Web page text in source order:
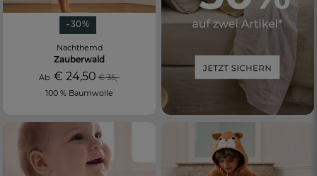
-30%
Nachthemd
Zauberwald
Ab€ 24,50 € 35,-
100 % Baumwolle